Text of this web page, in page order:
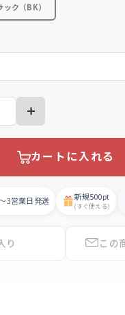
ック（BK）
カートに入れる
3営業日発送 新規500pt
(すぐ使える)
り この